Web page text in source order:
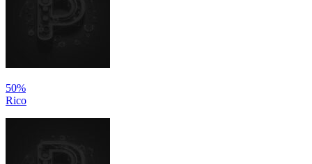
50%
Rico